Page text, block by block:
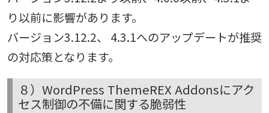
り以前に影響があります。
バージョン3.12.2、 4.3.1へのアップデートが推奨
の対応策となります。
８）WordPress ThemeREX Addonsにアク
セス制御の不備に関する脆弱性